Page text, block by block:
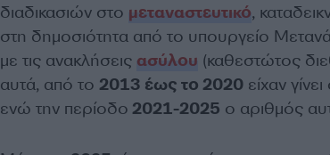
διαδικασιών στο μεταναστευτικό,
στη δημοσιότητα από το υπουργείο
με τις ανακλήσεις ασύλου (καθεστώτος
αυτά, από το 2013 έως το 2020είχαν
ενώ την περίοδο 2021-2025 ο αριθμός